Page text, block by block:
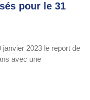
pour le 31
2023 le report de
avec une